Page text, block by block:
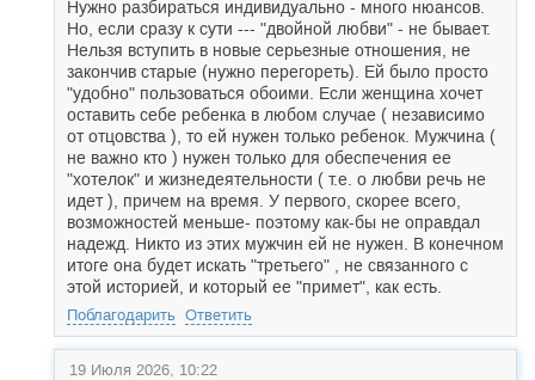
Нужно разбираться индивидуально - много нюансов.
Но, если сразу к сути --- "двойной любви" - не бывает.
Нельзя вступить в новые серьезные отношения, не
закончив старые (нужно перегореть). Ей было просто
"удобно" пользоваться обоими. Если женщина хочет
оставить себе ребенка в любом случае ( независимо
от отцовства ), то ей нужен только ребенок. Мужчина (
не важно кто ) нужен только для обеспечения ее
"хотелок" и жизнедеятельности ( т.е. о любви речь не
идет ), причем на время. У первого, скорее всего,
возможностей меньше- поэтому как-бы не оправдал
надежд. Никто из этих мужчин ей не нужен. В конечном
итоге она будет искать "третьего" , не связанного с
этой историей, и который ее "примет", как есть.
Поблагодарить Ответить
19 Июля 2026, 10:22